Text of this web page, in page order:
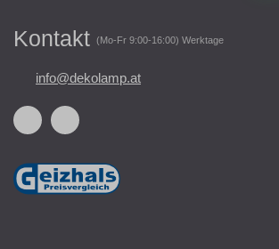
Kontakt (Mo-Fr 9:00-16:00) Werktage
info@dekolamp.at